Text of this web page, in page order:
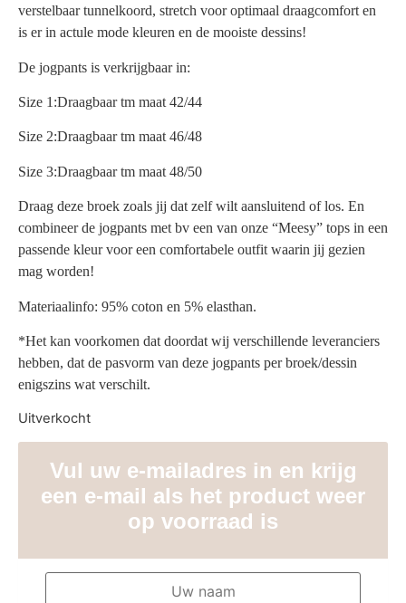
verstelbaar tunnelkoord, stretch voor optimaal draagcomfort en
is er in actule mode kleuren en de mooiste dessins!
De jogpants is verkrijgbaar in:
Size 1:Draagbaar tm maat 42/44
Size 2:Draagbaar tm maat 46/48
Size 3:Draagbaar tm maat 48/50
Draag deze broek zoals jij dat zelf wilt aansluitend of los. En
combineer de jogpants met bv een van onze “Meesy” tops in een
passende kleur voor een comfortabele outfit waarin jij gezien
mag worden!
Materiaalinfo: 95% coton en 5% elasthan.
*Het kan voorkomen dat doordat wij verschillende leveranciers
hebben, dat de pasvorm van deze jogpants per broek/dessin
enigszins wat verschilt.
Uitverkocht
Vul uw e-mailadres in en krijg
een e-mail als het product weer
op voorraad is